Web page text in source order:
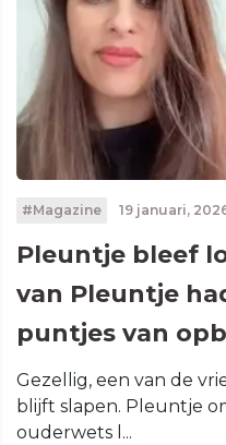
#Magazine 19 januari,
Pleuntje bleef
van Pleuntje
puntjes van
Gezellig, een van de
blijft slapen. Pleuntje
ouderwets l...